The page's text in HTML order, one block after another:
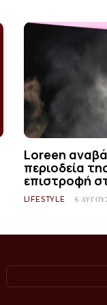
Loreen
περιοδεία
επιστροφή
LIFESTYLE 6